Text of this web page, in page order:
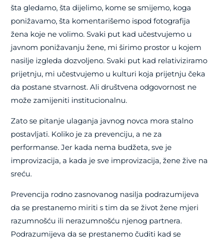
šta gledamo, šta dijelimo, kome se smijemo, koga
ponižavamo, šta komentarišemo ispod fotografija
žena koje ne volimo. Svaki put kad učestvujemo u
javnom ponižavanju žene, mi širimo prostor u kojem
nasilje izgleda dozvoljeno. Svaki put kad relativiziramo
prijetnju, mi učestvujemo u kulturi koja prijetnju čeka
da postane stvarnost. Ali društvena odgovornost ne
može zamijeniti institucionalnu.
Zato se pitanje ulaganja javnog novca mora stalno
postavljati. Koliko je za prevenciju, a ne za
performanse. Jer kada nema budžeta, sve je
improvizacija, a kada je sve improvizacija, žene žive na
sreću.
Prevencija rodno zasnovanog nasilja podrazumijeva
da se prestanemo miriti s tim da se život žene mjeri
razumnošću ili nerazumnošću njenog partnera.
Podrazumijeva da se prestanemo čuditi kad se